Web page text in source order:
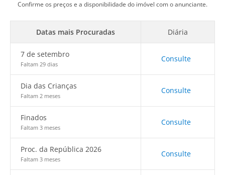
Confirme os preços e a disponibilidade do imóvel com o anunciante.
Datas mais Procuradas Diária
7 de setembro
Faltam 29 dias
Consulte
Dia das Crianças
Faltam 2 meses
Consulte
Finados
Faltam 3 meses
Consulte
Proc. da República 2026
Faltam 3 meses
Consulte